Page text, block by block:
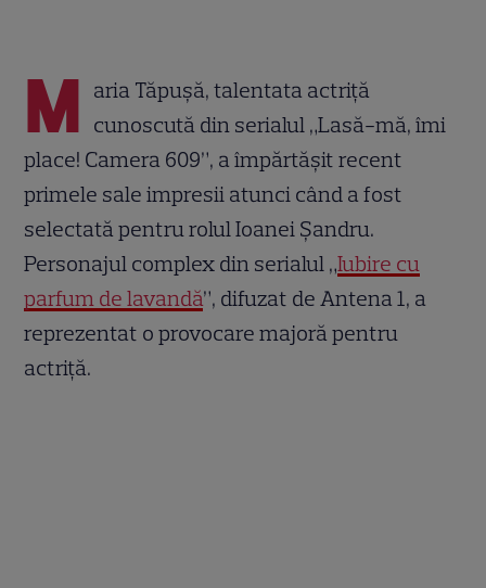
M aria Tăpușă, talentata actriță
cunoscută din serialul „Lasă-mă, îmi
place! Camera 609”, a împărtășit recent
primele sale impresii atunci când a fost
selectată pentru rolul Ioanei Șandru.
Personajul complex din serialul „Iubire cu
parfum de lavandă”, difuzat de Antena 1, a
reprezentat o provocare majoră pentru
actriță.